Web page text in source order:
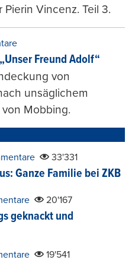
Vincenz. Teil 3.
Freund Adolf“
von
unsäglichem
Mobbing.
33'331
Ganze Familie bei ZKB
20'167
geknackt und
19'541